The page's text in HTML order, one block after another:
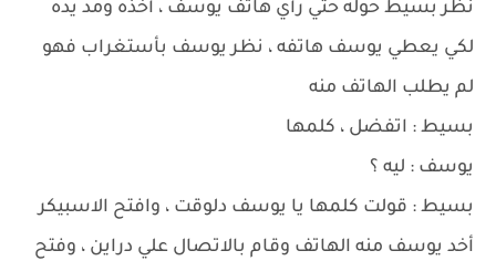
نظر بسيط حوله حتي رأي هاتف يوسف ، أخذه ومد يده
لكي يعطي يوسف هاتفه ، نظر يوسف بأستغراب فهو
لم يطلب الهاتف منه
بسيط : اتفضل ، كلمها
يوسف : ليه ؟
بسيط : قولت كلمها يا يوسف دلوقت ، وافتح الاسبيكر
أخد يوسف منه الهاتف وقام بالاتصال علي دراين ، وفتح